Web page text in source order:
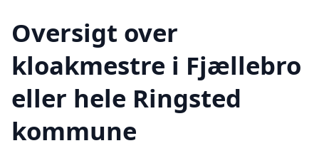
Oversigt over
kloakmestre i Fjællebro
eller hele Ringsted
kommune